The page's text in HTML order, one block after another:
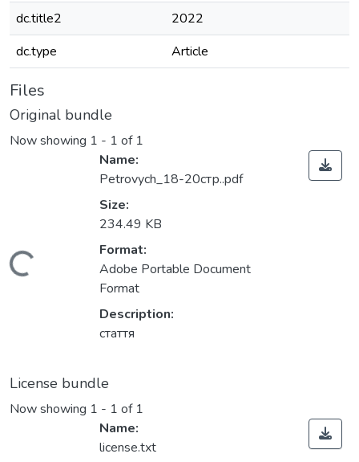
dc.title2
2022
dc.type
Article
Files
Original bundle
Now showing 1 - 1 of 1
Name:
Petrovych_18-20стр..pdf
Size:
234.49 KB
Format:
Adobe Portable Document
Format
Description:
стаття
License bundle
Now showing 1 - 1 of 1
Name:
license.txt